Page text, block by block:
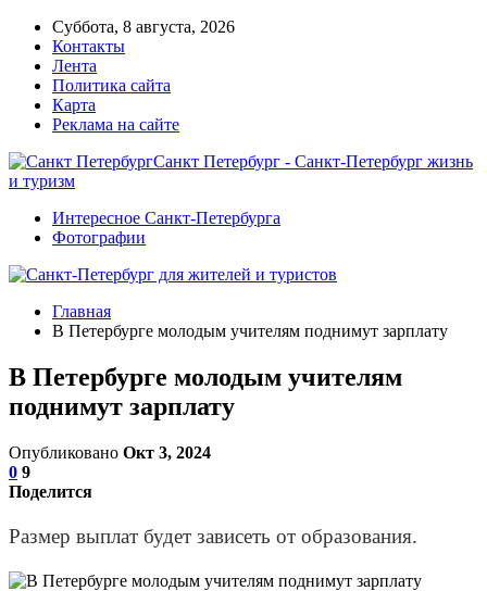
Суббота, 8 августа, 2026
Контакты
Лента
Политика сайта
Карта
Реклама на сайте
Санкт Петербург - Санкт-Петербург жизнь
и туризм
Интересное Санкт-Петербурга
Фотографии
Главная
В Петербурге молодым учителям поднимут зарплату
В Петербурге молодым учителям
поднимут зарплату
Опубликовано Окт 3, 2024
0 9
Поделится
Размер выплат будет зависеть от образования.